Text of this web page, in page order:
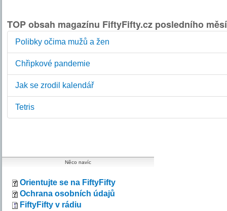
TOP obsah magazínu FiftyFifty.cz posledního
Polibky očima mužů a žen
Chřipkové pandemie
Jak se zrodil kalendář
Tetris
Něco navíc
Orientujte se na FiftyFifty
Ochrana osobních údajů
FiftyFifty v rádiu